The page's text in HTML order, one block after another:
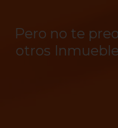
Pero no te
otros